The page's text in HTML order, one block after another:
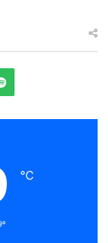
Spotify
℃